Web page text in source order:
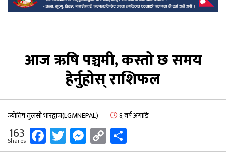
आज ऋषि पञ्चमी, कस्तो छ समय
हेर्नुहोस् राशिफल
ज्योतिष तुलसी भारद्वाज(LGMNEPAL) ६ वर्ष अगाडि
163
Shares Facebook
Twitter
Messenger
Copy
Link